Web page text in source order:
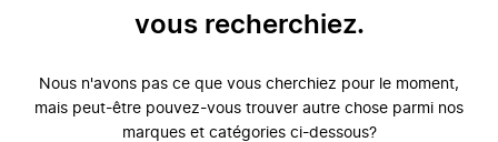
vous recherchiez.
Nous n'avons pas ce que vous cherchiez pour le moment,
mais peut-être pouvez-vous trouver autre chose parmi nos
marques et catégories ci-dessous?